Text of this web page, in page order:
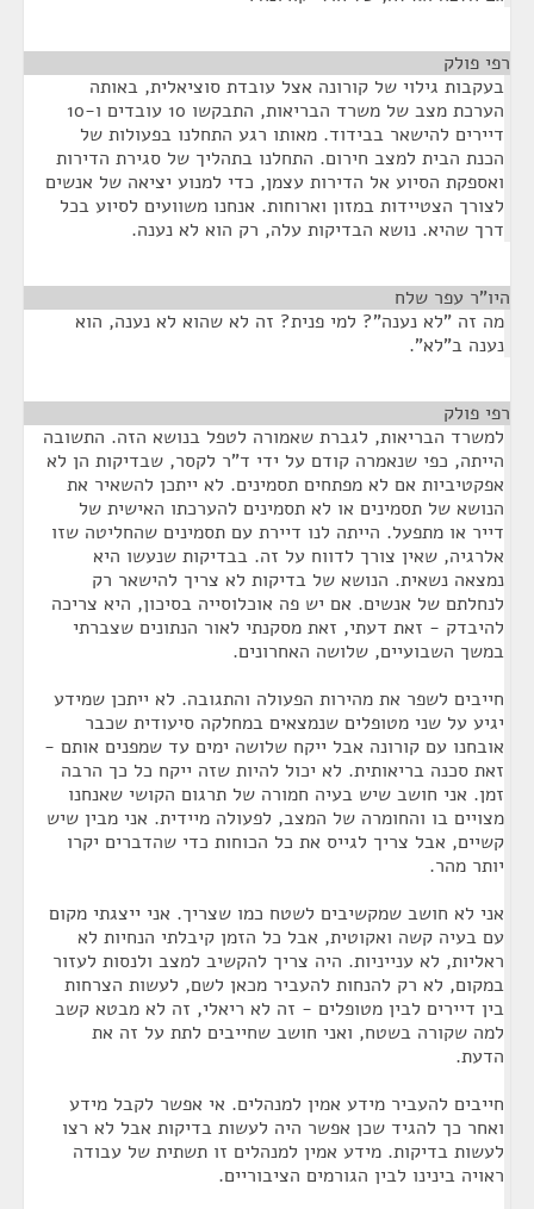
רפי פולק
בעקבות גילוי של קורונה אצל עובדת סוציאלית, באותה
הערכת מצב של משרד הבריאות, התבקשו 10 עובדים ו-10
דיירים להישאר בבידוד. מאותו רגע התחלנו בפעולות של
הכנת הבית למצב חירום. התחלנו בתהליך של סגירת הדירות
ואספקת הסיוע אל הדירות עצמן, כדי למנוע יציאה של אנשים
לצורך הצטיידות במזון וארוחות. אנחנו משוועים לסיוע בכל
דרך שהיא. נושא הבדיקות עלה, רק הוא לא נענה.
היו"ר עפר שלח
מה זה "לא נענה"? למי פנית? זה לא שהוא לא נענה, הוא
נענה ב"לא".
רפי פולק
למשרד הבריאות, לגברת שאמורה לטפל בנושא הזה. התשובה
הייתה, כפי שנאמרה קודם על ידי ד"ר לקסר, שבדיקות הן לא
אפקטיביות אם לא מפתחים תסמינים. לא ייתכן להשאיר את
הנושא של תסמינים או לא תסמינים להערכתו האישית של
דייר או מתפעל. הייתה לנו דיירת עם תסמינים שהחליטה שזו
אלרגיה, שאין צורך לדווח על זה. בבדיקות שנעשו היא
נמצאה נשאית. הנושא של בדיקות לא צריך להישאר רק
לנחלתם של אנשים. אם יש פה אוכלוסייה בסיכון, היא צריכה
להיבדק - זאת דעתי, זאת מסקנתי לאור הנתונים שצברתי
במשך השבועיים, שלושה האחרונים.
חייבים לשפר את מהירות הפעולה והתגובה. לא ייתכן שמידע
יגיע על שני מטופלים שנמצאים במחלקה סיעודית שכבר
אובחנו עם קורונה אבל ייקח שלושה ימים עד שמפנים אותם -
זאת סכנה בריאותית. לא יכול להיות שזה ייקח כל כך הרבה
זמן. אני חושב שיש בעיה חמורה של תרגום הקושי שאנחנו
מצויים בו והחומרה של המצב, לפעולה מיידית. אני מבין שיש
קשיים, אבל צריך לגייס את כל הכוחות כדי שהדברים יקרו
יותר מהר.
אני לא חושב שמקשיבים לשטח כמו שצריך. אני ייצגתי מקום
עם בעיה קשה ואקוטית, אבל כל הזמן קיבלתי הנחיות לא
ראליות, לא ענייניות. היה צריך להקשיב למצב ולנסות לעזור
במקום, לא רק להנחות להעביר מכאן לשם, לעשות הצרחות
בין דיירים לבין מטופלים - זה לא ריאלי, זה לא מבטא קשב
למה שקורה בשטח, ואני חושב שחייבים לתת על זה את
הדעת.
חייבים להעביר מידע אמין למנהלים. אי אפשר לקבל מידע
ואחר כך להגיד שכן אפשר היה לעשות בדיקות אבל לא רצו
לעשות בדיקות. מידע אמין למנהלים זו תשתית של עבודה
ראויה בינינו לבין הגורמים הציבוריים.